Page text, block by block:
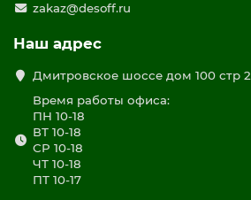
zakaz@desoff.ru
Наш адрес
Дмитровское шоссе дом 100 стр 2
Время работы офиса:
ПН 10-18
ВТ 10-18
СР 10-18
ЧТ 10-18
ПТ 10-17